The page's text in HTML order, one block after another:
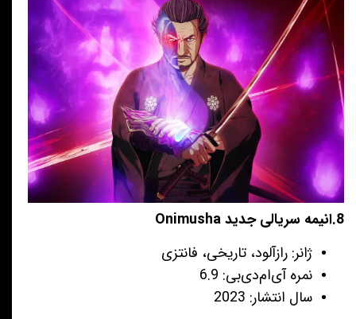
8.انیمه سریالی جدید Onimusha
ژانر: رازآلود، تاریخی، فانتزی
نمره آی‌ام‌دی‌بی: 6.9
سال انتشار: 2023